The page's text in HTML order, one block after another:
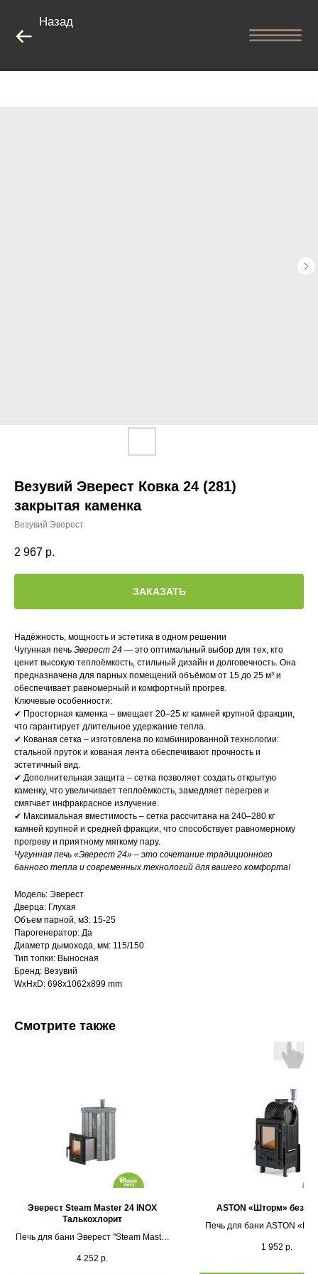
Назад
Везувий Эверест Ковка 24 (281)
закрытая каменка
Везувий Эверест
2 967 р.
ЗАКАЗАТЬ
Надёжность, мощность и эстетика в одном решении
Чугунная печь Эверест 24 — это оптимальный выбор для тех, кто
ценит высокую теплоёмкость, стильный дизайн и долговечность. Она
предназначена для парных помещений объёмом от 15 до 25 м³ и
обеспечивает равномерный и комфортный прогрев.
Ключевые особенности:
✔ Просторная каменка – вмещает 20–25 кг камней крупной фракции,
что гарантирует длительное удержание тепла.
✔ Кованая сетка – изготовлена по комбинированной технологии:
стальной пруток и кованая лента обеспечивают прочность и
эстетичный вид.
✔ Дополнительная защита – сетка позволяет создать открытую
каменку, что увеличивает теплоёмкость, замедляет перегрев и
смягчает инфракрасное излучение.
✔ Максимальная вместимость – сетка рассчитана на 240–280 кг
камней крупной и средней фракции, что способствует равномерному
прогреву и приятному мягкому пару.
Чугунная печь «Эверест 24» – это сочетание традиционного
банного тепла и современных технологий для вашего комфорта!
Модель: Эверест
Дверца: Глухая
Объем парной, м3: 15-25
Парогенератор: Да
Диаметр дымохода, мм: 115/150
Тип топки: Выносная
Бренд: Везувий
WxHxD: 698x1062x899 mm
Смотрите также
Эверест Steam Master 24 INOX
Талькохлорит
Печь для бани Эверест "Steam Master
4 252 р.
ASTON «Шторм» без
Печь для бани ASTON
1 952 р.
Каталог
Выставочная площадка
Оплата и кредитование